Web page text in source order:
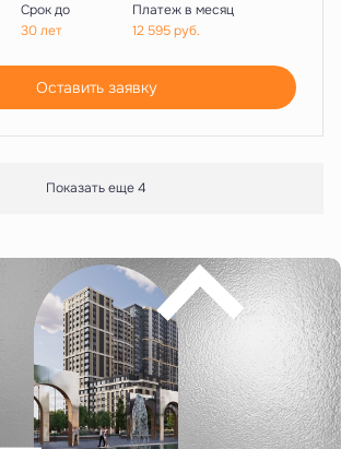
Срок до
30 лет
Платеж в месяц
12 595руб.
Оставить заявку
Показать еще 4